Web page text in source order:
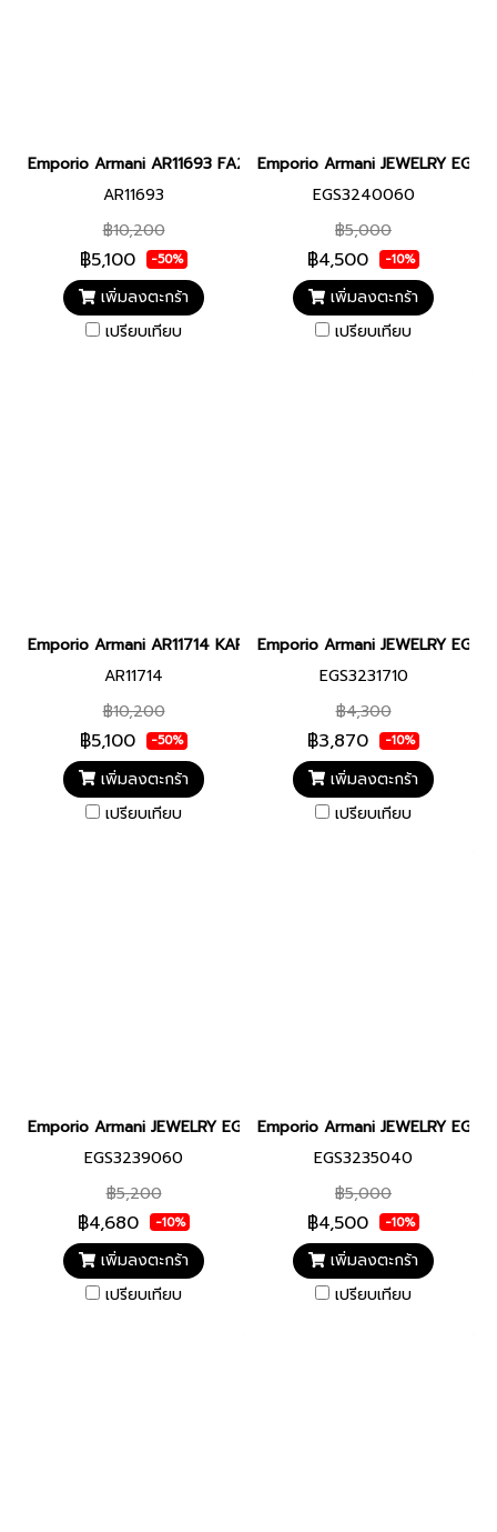
Emporio Armani AR11693 FA25 DARIO MALE 42MM นาฬิกาข้อมื
AR11693
฿10,200
฿5,100 -50%
เพิ่มลงตะกร้า
เปรียบเทียบ
Emporio Armani JEWELRY
EGS3240060
฿5,000
฿4,500 -10%
เพิ่มลงตะกร้า
เปรียบเทียบ
Emporio Armani AR11714 KAPPA MALE 42MM นาฬิกาข้อมือ นาฬิก
AR11714
฿10,200
฿5,100 -50%
เพิ่มลงตะกร้า
เปรียบเทียบ
Emporio Armani JEWELRY
EGS3231710
฿4,300
฿3,870 -10%
เพิ่มลงตะกร้า
เปรียบเทียบ
Emporio Armani JEWELRY EGS3239060 NECKLACE MEN สร้อย
EGS3239060
฿5,200
฿4,680 -10%
เพิ่มลงตะกร้า
เปรียบเทียบ
Emporio Armani JEWELRY
EGS3235040
฿5,000
฿4,500 -10%
เพิ่มลงตะกร้า
เปรียบเทียบ